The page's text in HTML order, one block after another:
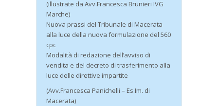
(illustrate da Avv.Francesca Brunieri IVG
Marche)
Nuova prassi del Tribunale di Macerata
alla luce della nuova formulazione del 560
cpc
Modalità di redazione dell’avviso di
vendita e del decreto di trasferimento alla
luce delle direttive impartite
(Avv.Francesca Panichelli – Es.Im. di
Macerata)